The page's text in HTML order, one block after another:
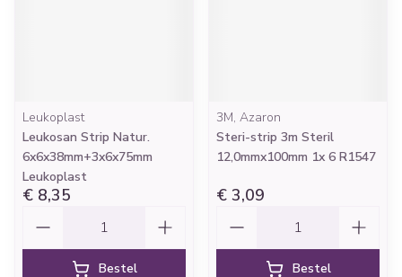
Leukoplast
Leukosan Strip Natur.
6x6x38mm+3x6x75mm
Leukoplast
€ 8,35
Bestel
3M, Azaron
Steri-strip 3m Steril
12,0mmx100mm 1x 6 R1547
€ 3,09
Bestel